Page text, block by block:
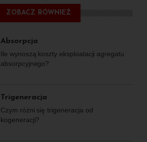
ZOBACZ RÓWNIEŻ
Absorpcja
Ile wynoszą koszty eksploatacji agregatu
absorpcyjnego?
Trigeneracja
Czym różni się trigeneracja od
kogeneracji?